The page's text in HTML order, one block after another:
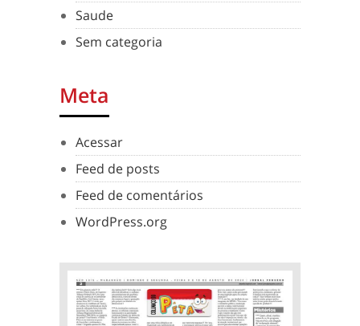
Saude
Sem categoria
Meta
Acessar
Feed de posts
Feed de comentários
WordPress.org